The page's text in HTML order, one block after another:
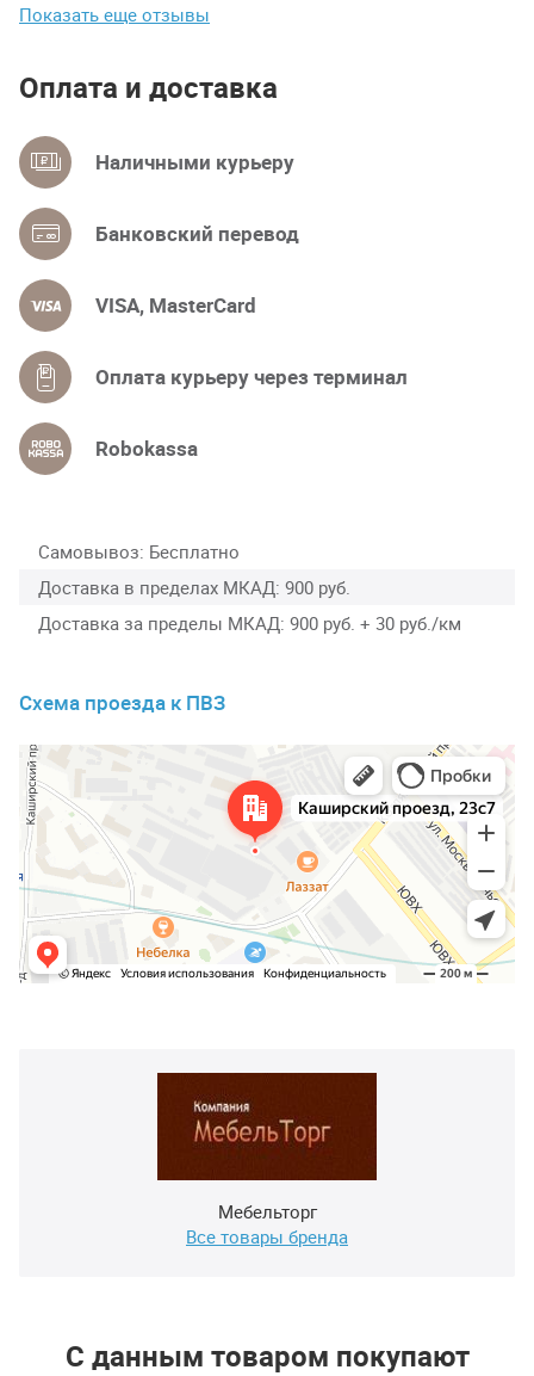
Показать еще отзывы
Оплата и доставка
Наличными курьеру
Банковский перевод
VISA, MasterCard
Оплата курьеру через терминал
Robokassa
Самовывоз Бесплатно
Доставка в пределах МКАД 900 руб.
Доставка за пределы МКАД 900 руб. + 30 руб./км
Схема проезда к ПВЗ
Мебельторг
Все товары бренда
С данным товаром покупают